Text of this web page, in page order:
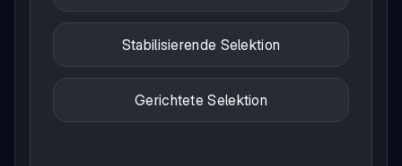
Stabilisierende Selektion
Gerichtete Selektion